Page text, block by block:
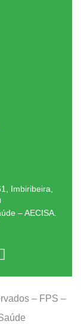
Imbiribeira,
– AECISA.
– FPS –